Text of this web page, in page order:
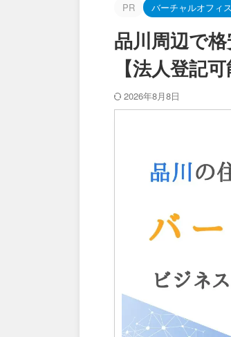
PR
バーチャルオフィス
品川周辺で
【法人登記可
2026年8月8日